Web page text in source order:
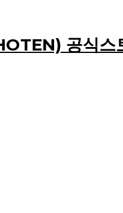
공식스